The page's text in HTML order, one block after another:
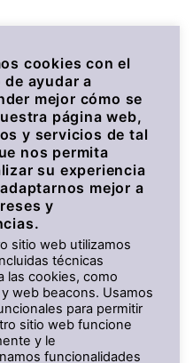
cookies con el
ayudar a
mejor cómo se
página web,
y servicios de tal
nos permita
su experiencia
mejor a
y
sitio web utilizamos
técnicas
las cookies, como
web beacons. Usamos
para permitir
sitio web funcione
y le
funcionalidades